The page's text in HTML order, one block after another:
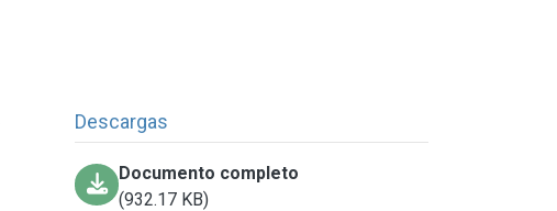
Descargas
Documento completo
(932.17 KB)